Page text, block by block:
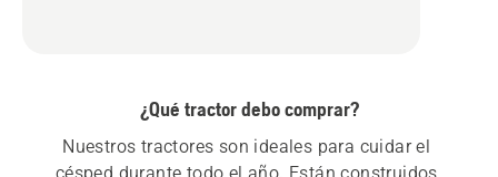
¿Qué tractor debo comprar?
Nuestros tractores son ideales para cuidar el